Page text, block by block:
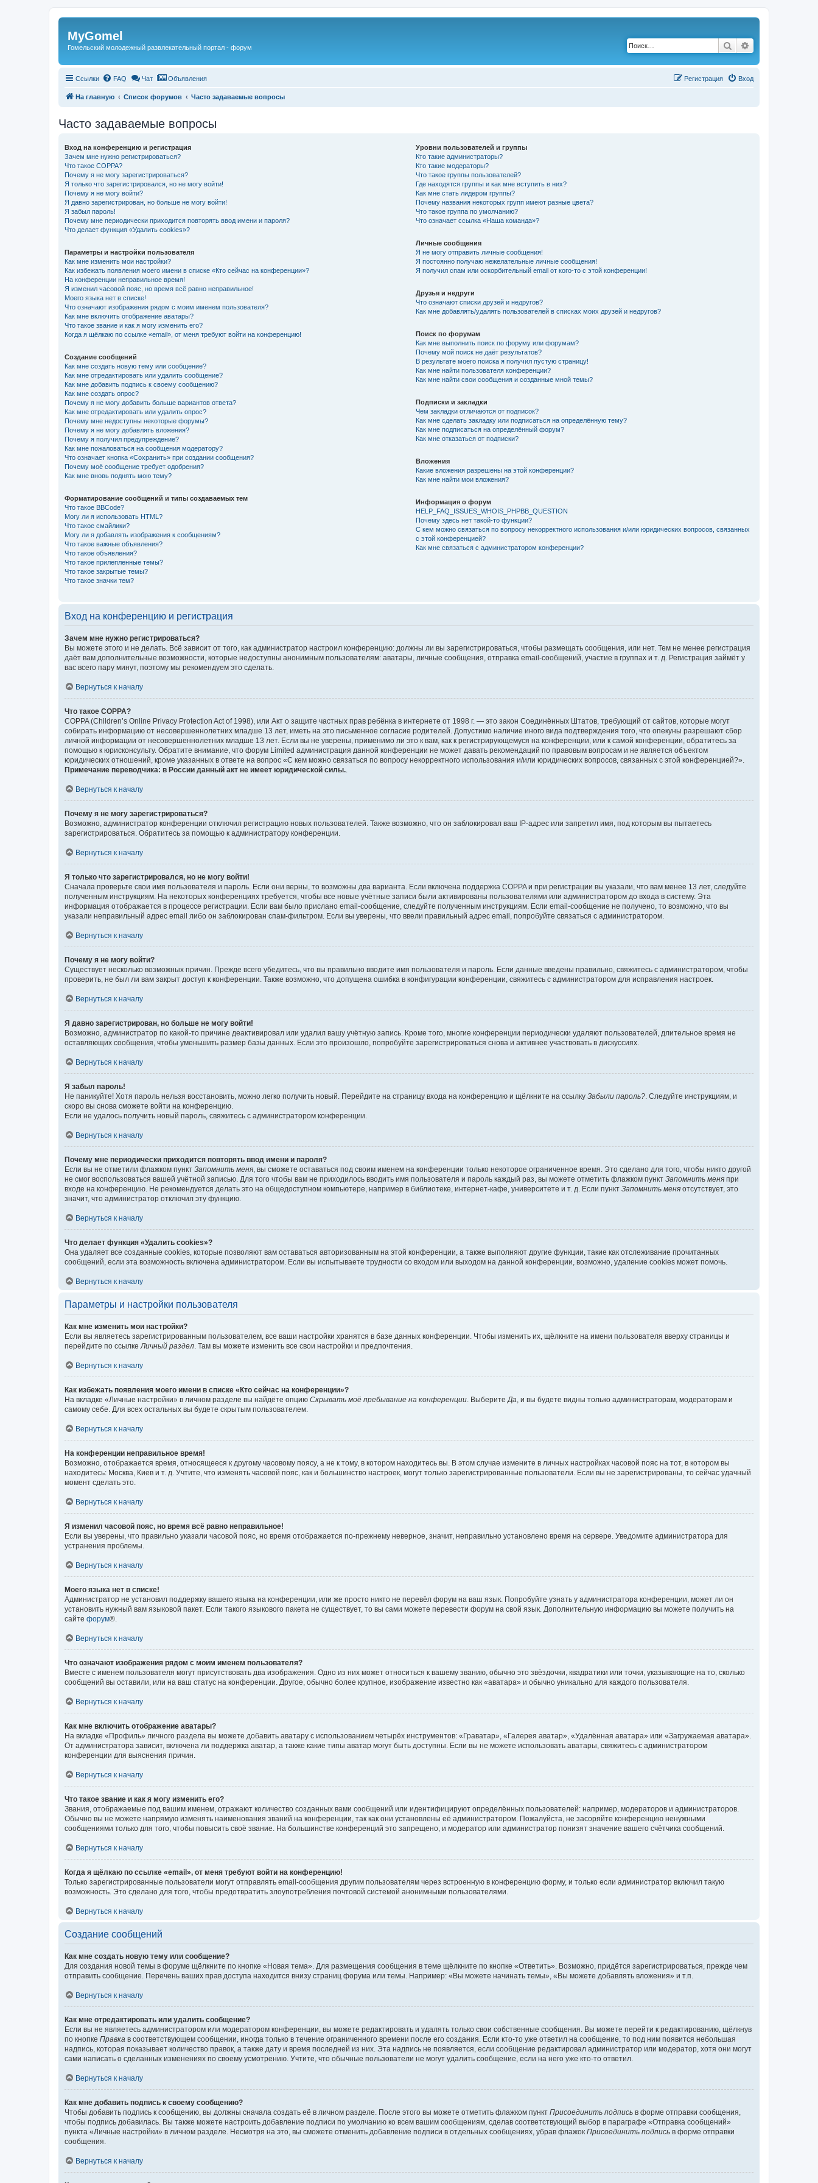
Регистрация
MyGomel
Гомельский молодежный развлекательный портал - форум Поиск
Ссылки FAQ Чат Объявления Вход
Регистрация
На главную Список форумов Часто задаваемые вопросы
Часто задаваемые вопросы
Вход на конференцию и регистрация
Зачем мне нужно регистрироваться?
Что такое COPPA?
Почему я не могу зарегистрироваться?
Я только что зарегистрировался, но не могу войти!
Почему я не могу войти?
Я давно зарегистрирован, но больше не могу войти!
Я забыл пароль!
Почему мне периодически приходится повторять ввод имени и пароля?
Что делает функция «Удалить cookies»?
Параметры и настройки пользователя
Как мне изменить мои настройки?
Как избежать появления моего имени в списке «Кто сейчас на конференции»?
На конференции неправильное время!
Я изменил часовой пояс, но время всё равно неправильное!
Моего языка нет в списке!
Что означают изображения рядом с моим именем пользователя?
Как мне включить отображение аватары?
Что такое звание и как я могу изменить его?
Когда я щёлкаю по ссылке «email», от меня требуют войти на конференцию!
Создание сообщений
Как мне создать новую тему или сообщение?
Как мне отредактировать или удалить сообщение?
Как мне добавить подпись к своему сообщению?
Как мне создать опрос?
Почему я не могу добавить больше вариантов ответа?
Как мне отредактировать или удалить опрос?
Почему мне недоступны некоторые форумы?
Почему я не могу добавлять вложения?
Почему я получил предупреждение?
Как мне пожаловаться на сообщения модератору?
Что означает кнопка «Сохранить» при создании сообщения?
Почему моё сообщение требует одобрения?
Как мне вновь поднять мою тему?
Форматирование сообщений и типы создаваемых тем
Что такое BBCode?
Могу ли я использовать HTML?
Что такое смайлики?
Могу ли я добавлять изображения к сообщениям?
Что такое важные объявления?
Что такое объявления?
Что такое прилепленные темы?
Что такое закрытые темы?
Что такое значки тем?
Уровни пользователей и группы
Кто такие администраторы?
Кто такие модераторы?
Что такое группы пользователей?
Где находятся группы и как мне вступить в них?
Как мне стать лидером группы?
Почему названия некоторых групп имеют разные цвета?
Что такое группа по умолчанию?
Что означает ссылка «Наша команда»?
Личные сообщения
Я не могу отправить личные сообщения!
Я постоянно получаю нежелательные личные сообщения!
Я получил спам или оскорбительный email от кого-то с этой конференции!
Друзья и недруги
Что означают списки друзей и недругов?
Как мне добавлять/удалять пользователей в списках моих друзей и недругов?
Поиск по форумам
Как мне выполнить поиск по форуму или форумам?
Почему мой поиск не даёт результатов?
В результате моего поиска я получил пустую страницу!
Как мне найти пользователя конференции?
Как мне найти свои сообщения и созданные мной темы?
Подписки и закладки
Чем закладки отличаются от подписок?
Как мне сделать закладку или подписаться на определённую тему?
Как мне подписаться на определённый форум?
Как мне отказаться от подписки?
Вложения
Какие вложения разрешены на этой конференции?
Как мне найти мои вложения?
Информация о форум
HELP_FAQ_ISSUES_WHOIS_PHPBB_QUESTION
Почему здесь нет такой-то функции?
С кем можно связаться по вопросу некорректного использования и/или юридических вопросов, связанных
с этой конференцией?
Как мне связаться с администратором конференции?
Вход на конференцию и регистрация
Зачем мне нужно регистрироваться?
Вы можете этого и не делать. Всё зависит от того, как администратор настроил конференцию: должны ли вы зарегистрироваться, чтобы размещать сообщения, или нет. Тем не менее регистрация
даёт вам дополнительные возможности, которые недоступны анонимным пользователям: аватары, личные сообщения, отправка email-сообщений, участие в группах и т. д. Регистрация займёт у
вас всего пару минут, поэтому мы рекомендуем это сделать.
Вернуться к началу
Что такое COPPA?
COPPA (Children’s Online Privacy Protection Act of 1998), или Акт о защите частных прав ребёнка в интернете от 1998 г. — это закон Соединённых Штатов, требующий от сайтов, которые могут
собирать информацию от несовершеннолетних младше 13 лет, иметь на это письменное согласие родителей. Допустимо наличие иного вида подтверждения того, что опекуны разрешают сбор
личной информации от несовершеннолетних младше 13 лет. Если вы не уверены, применимо ли это к вам, как к регистрирующемуся на конференции, или к самой конференции, обратитесь за
помощью к юрисконсульту. Обратите внимание, что форум Limited администрация данной конференции не может давать рекомендаций по правовым вопросам и не является объектом
юридических отношений, кроме указанных в ответе на вопрос «С кем можно связаться по вопросу некорректного использования и/или юридических вопросов, связанных с этой конференцией?».
Примечание переводчика: в России данный акт не имеет юридической силы.
Вернуться к началу
Почему я не могу зарегистрироваться?
Возможно, администратор конференции отключил регистрацию новых пользователей. Также возможно, что он заблокировал ваш IP-адрес или запретил имя, под которым вы пытаетесь
зарегистрироваться. Обратитесь за помощью к администратору конференции.
Вернуться к началу
Я только что зарегистрировался, но не могу войти!
Сначала проверьте свои имя пользователя и пароль. Если они верны, то возможны два варианта. Если включена поддержка COPPA и при регистрации вы указали, что вам менее 13 лет, следуйте
полученным инструкциям. На некоторых конференциях требуется, чтобы все новые учётные записи были активированы пользователями или администратором до входа в систему. Эта
информация отображается в процессе регистрации. Если вам было прислано email-сообщение, следуйте полученным инструкциям. Если email-сообщение не получено, то возможно, что вы
указали неправильный адрес email либо он заблокирован спам-фильтром. Если вы уверены, что ввели правильный адрес email, попробуйте связаться с администратором.
Вернуться к началу
Почему я не могу войти?
Существует несколько возможных причин. Прежде всего убедитесь, что вы правильно вводите имя пользователя и пароль. Если данные введены правильно, свяжитесь с администратором, чтобы
проверить, не был ли вам закрыт доступ к конференции. Также возможно, что допущена ошибка в конфигурации конференции, свяжитесь с администратором для исправления настроек.
Вернуться к началу
Я давно зарегистрирован, но больше не могу войти!
Возможно, администратор по какой-то причине деактивировал или удалил вашу учётную запись. Кроме того, многие конференции периодически удаляют пользователей, длительное время не
оставляющих сообщения, чтобы уменьшить размер базы данных. Если это произошло, попробуйте зарегистрироваться снова и активнее участвовать в дискуссиях.
Вернуться к началу
Я забыл пароль!
Не паникуйте! Хотя пароль нельзя восстановить, можно легко получить новый. Перейдите на страницу входа на конференцию и щёлкните на ссылку Забыли пароль? . Следуйте инструкциям, и
скоро вы снова сможете войти на конференцию.
Если не удалось получить новый пароль, свяжитесь с администратором конференции.
Вернуться к началу
Почему мне периодически приходится повторять ввод имени и пароля?
Если вы не отметили флажком пункт Запомнить меня , вы сможете оставаться под своим именем на конференции только некоторое ограниченное время. Это сделано для того, чтобы никто другой
не смог воспользоваться вашей учётной записью. Для того чтобы вам не приходилось вводить имя пользователя и пароль каждый раз, вы можете отметить флажком пункт Запомнить меня при
входе на конференцию. Не рекомендуется делать это на общедоступном компьютере, например в библиотеке, интернет-кафе, университете и т. д. Если пункт Запомнить меня отсутствует, это
значит, что администратор отключил эту функцию.
Вернуться к началу
Что делает функция «Удалить cookies»?
Она удаляет все созданные cookies, которые позволяют вам оставаться авторизованным на этой конференции, а также выполняют другие функции, такие как отслеживание прочитанных
сообщений, если эта возможность включена администратором. Если вы испытываете трудности со входом или выходом на данной конференции, возможно, удаление cookies может помочь.
Вернуться к началу
Параметры и настройки пользователя
Как мне изменить мои настройки?
Если вы являетесь зарегистрированным пользователем, все ваши настройки хранятся в базе данных конференции. Чтобы изменить их, щёлкните на имени пользователя вверху страницы и
перейдите по ссылке Личный раздел . Там вы можете изменить все свои настройки и предпочтения.
Вернуться к началу
Как избежать появления моего имени в списке «Кто сейчас на конференции»?
На вкладке «Личные настройки» в личном разделе вы найдёте опцию Скрывать моё пребывание на конференции . Выберите Да , и вы будете видны только администраторам, модераторам и
самому себе. Для всех остальных вы будете скрытым пользователем.
Вернуться к началу
На конференции неправильное время!
Возможно, отображается время, относящееся к другому часовому поясу, а не к тому, в котором находитесь вы. В этом случае измените в личных настройках часовой пояс на тот, в котором вы
находитесь: Москва, Киев и т. д. Учтите, что изменять часовой пояс, как и большинство настроек, могут только зарегистрированные пользователи. Если вы не зарегистрированы, то сейчас удачный
момент сделать это.
Вернуться к началу
Я изменил часовой пояс, но время всё равно неправильное!
Если вы уверены, что правильно указали часовой пояс, но время отображается по-прежнему неверное, значит, неправильно установлено время на сервере. Уведомите администратора для
устранения проблемы.
Вернуться к началу
Моего языка нет в списке!
Администратор не установил поддержку вашего языка на конференции, или же просто никто не перевёл форум на ваш язык. Попробуйте узнать у администратора конференции, может ли он
установить нужный вам языковой пакет. Если такого языкового пакета не существует, то вы сами можете перевести форум на свой язык. Дополнительную информацию вы можете получить на
сайте форум®.
Вернуться к началу
Что означают изображения рядом с моим именем пользователя?
Вместе с именем пользователя могут присутствовать два изображения. Одно из них может относиться к вашему званию, обычно это звёздочки, квадратики или точки, указывающие на то, сколько
сообщений вы оставили, или на ваш статус на конференции. Другое, обычно более крупное, изображение известно как «аватара» и обычно уникально для каждого пользователя.
Вернуться к началу
Как мне включить отображение аватары?
На вкладке «Профиль» личного раздела вы можете добавить аватару с использованием четырёх инструментов: «Граватар», «Галерея аватар», «Удалённая аватара» или «Загружаемая аватара».
От администратора зависит, включена ли поддержка аватар, а также какие типы аватар могут быть доступны. Если вы не можете использовать аватары, свяжитесь с администратором
конференции для выяснения причин.
Вернуться к началу
Что такое звание и как я могу изменить его?
Звания, отображаемые под вашим именем, отражают количество созданных вами сообщений или идентифицируют определённых пользователей: например, модераторов и администраторов.
Обычно вы не можете напрямую изменять наименования званий на конференции, так как они установлены её администратором. Пожалуйста, не засоряйте конференцию ненужными
сообщениями только для того, чтобы повысить своё звание. На большинстве конференций это запрещено, и модератор или администратор понизят значение вашего счётчика сообщений.
Вернуться к началу
Когда я щёлкаю по ссылке «email», от меня требуют войти на конференцию!
Только зарегистрированные пользователи могут отправлять email-сообщения другим пользователям через встроенную в конференцию форму, и только если администратор включил такую
возможность. Это сделано для того, чтобы предотвратить злоупотребления почтовой системой анонимными пользователями.
Вернуться к началу
Создание сообщений
Как мне создать новую тему или сообщение?
Для создания новой темы в форуме щёлкните по кнопке «Новая тема». Для размещения сообщения в теме щёлкните по кнопке «Ответить». Возможно, придётся зарегистрироваться, прежде чем
отправить сообщение. Перечень ваших прав доступа находится внизу страниц форума или темы. Например: «Вы можете начинать темы», «Вы можете добавлять вложения» и т.п.
Вернуться к началу
Как мне отредактировать или удалить сообщение?
Если вы не являетесь администратором или модератором конференции, вы можете редактировать и удалять только свои собственные сообщения. Вы можете перейти к редактированию, щёлкнув
по кнопке Правка в соответствующем сообщении, иногда только в течение ограниченного времени после его создания. Если кто-то уже ответил на сообщение, то под ним появится небольшая
надпись, которая показывает количество правок, а также дату и время последней из них. Эта надпись не появляется, если сообщение редактировал администратор или модератор, хотя они могут
сами написать о сделанных изменениях по своему усмотрению. Учтите, что обычные пользователи не могут удалить сообщение, если на него уже кто-то ответил.
Вернуться к началу
Как мне добавить подпись к своему сообщению?
Чтобы добавить подпись к сообщению, вы должны сначала создать её в личном разделе. После этого вы можете отметить флажком пункт Присоединить подпись в форме отправки сообщения,
чтобы подпись добавилась. Вы также можете настроить добавление подписи по умолчанию ко всем вашим сообщениям, сделав соответствующий выбор в параграфе «Отправка сообщений»
пункта «Личные настройки» в личном разделе. Несмотря на это, вы сможете отменить добавление подписи в отдельных сообщениях, убрав флажок Присоединить подпись в форме отправки
сообщения.
Вернуться к началу